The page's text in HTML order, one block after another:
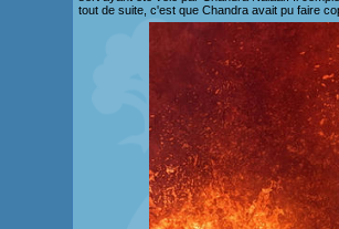
tout de suite, c'est que Chandra avait pu faire